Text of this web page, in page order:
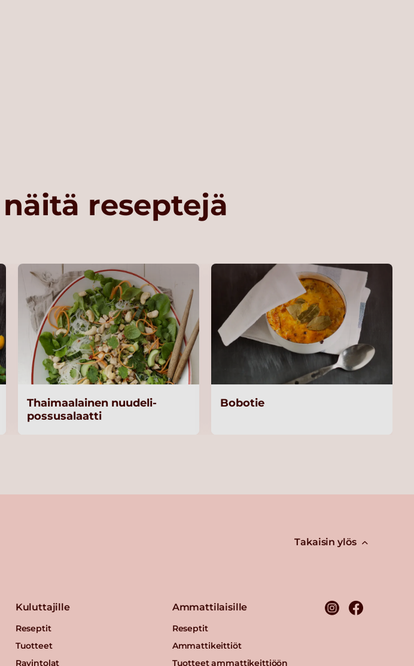
reseptejä
Thaimaalainen nuudeli-
possusalaatti
Bobotie
Takaisin ylös
Kuluttajille
Reseptit
Tuotteet
Ravintolat
Ammattilaisille
Reseptit
Ammattikeittiöt
Tuotteet ammattikeittiöön